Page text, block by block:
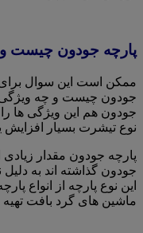
پارچه جودون چیست و
ممکن است این سوال
جودون چیست و چه ویژگی
جودون هم این ویژگی ها
نوع تیشرت بسیار افزایش
پارچه جودون مقدار زیادی
جودون گذاشته اند به
این نوع پارچه از انواع
ماشین های گرد بافت